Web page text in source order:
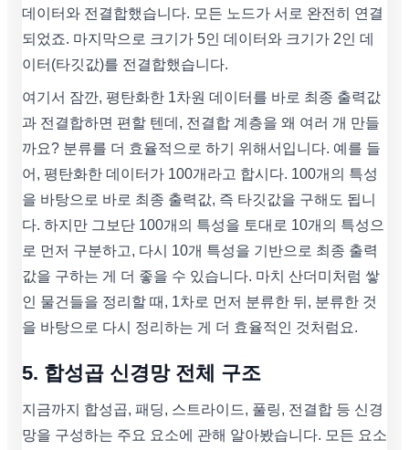
데이터와 전결합했습니다. 모든 노드가 서로 완전히 연결
되었죠. 마지막으로 크기가 5인 데이터와 크기가 2인 데
이터(타깃값)를 전결합했습니다.
여기서 잠깐, 평탄화한 1차원 데이터를 바로 최종 출력값
과 전결합하면 편할 텐데, 전결합 계층을 왜 여러 개 만들
까요? 분류를 더 효율적으로 하기 위해서입니다. 예를 들
어, 평탄화한 데이터가 100개라고 합시다. 100개의 특성
을 바탕으로 바로 최종 출력값, 즉 타깃값을 구해도 됩니
다. 하지만 그보단 100개의 특성을 토대로 10개의 특성으
로 먼저 구분하고, 다시 10개 특성을 기반으로 최종 출력
값을 구하는 게 더 좋을 수 있습니다. 마치 산더미처럼 쌓
인 물건들을 정리할 때, 1차로 먼저 분류한 뒤, 분류한 것
을 바탕으로 다시 정리하는 게 더 효율적인 것처럼요.
5. 합성곱 신경망 전체 구조
지금까지 합성곱, 패딩, 스트라이드, 풀링, 전결합 등 신경
망을 구성하는 주요 요소에 관해 알아봤습니다. 모든 요소